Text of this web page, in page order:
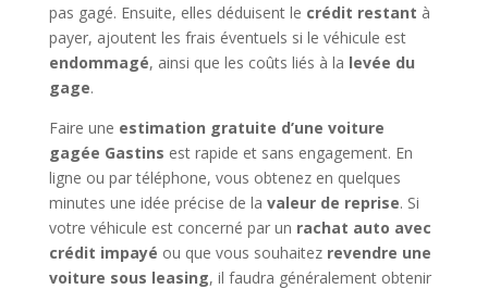
pas gagé. Ensuite, elles déduisent le crédit restant à
payer, ajoutent les frais éventuels si le véhicule est
endommagé, ainsi que les coûts liés à la levée du
gage.
Faire une estimation gratuite d’une voiture
gagée Gastins est rapide et sans engagement. En
ligne ou par téléphone, vous obtenez en quelques
minutes une idée précise de la valeur de reprise. Si
votre véhicule est concerné par un rachat auto avec
crédit impayé ou que vous souhaitez revendre une
voiture sous leasing, il faudra généralement obtenir